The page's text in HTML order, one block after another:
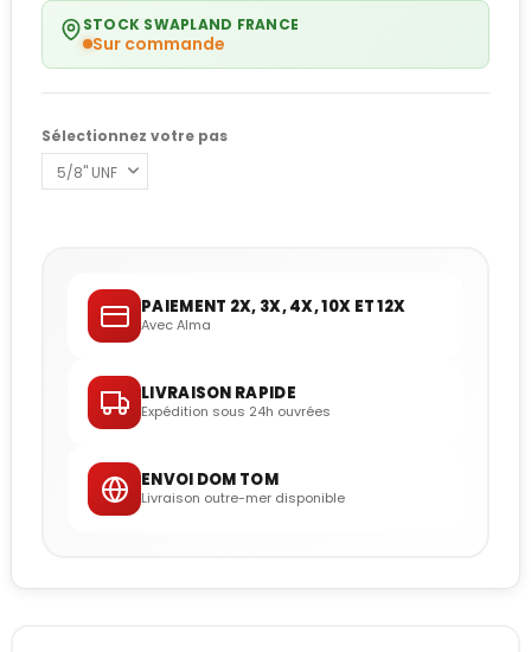
STOCK SWAPLAND FRANCE
Sur commande
Sélectionnez votre pas
PAIEMENT 2X, 3X, 4X, 10X ET 12X
Avec Alma
LIVRAISON RAPIDE
Expédition sous 24h ouvrées
ENVOI DOM TOM
Livraison outre-mer disponible